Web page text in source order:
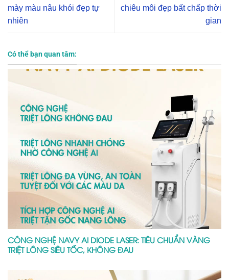
mày màu nâu khói đẹp tự
nhiên
chiêu môi đẹp bất chấp thời
gian
Có thể bạn quan tâm:
CÔNG NGHỆ NAVY AI DIODE LASER: TIÊU CHUẨN VÀNG
TRIỆT LÔNG SIÊU TỐC, KHÔNG ĐAU